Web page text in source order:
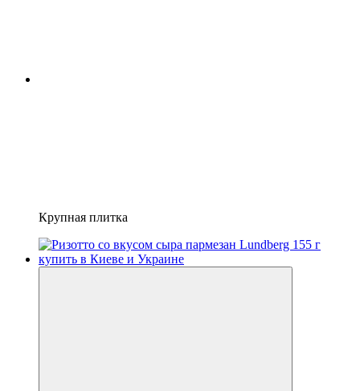
Крупная плитка